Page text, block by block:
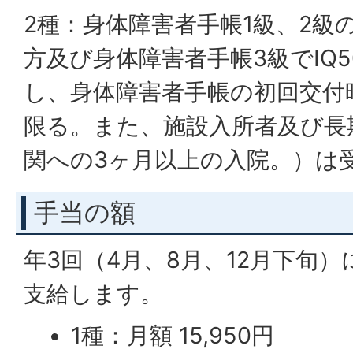
2種：身体障害者手帳1級、2級
方及び身体障害者手帳3級で
し、身体障害者手帳の初回交
限る。また、施設入所者及び
関への3ヶ月以上の入院。）は
手当の額
年3回（4月、8月、12月下旬）
支給します。
1種：月額 15,950円